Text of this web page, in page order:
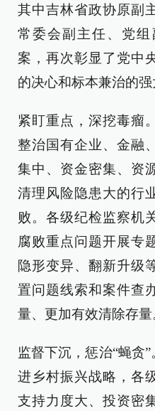
其中吉林省政协原副
常委会副主任、党
案，再次彰显了党中
的决心和标本兼治的强
紧盯重点，深挖毒瘤
整治国有企业、金融
集中、资金密集、资
清理风险隐患大的行
败。各级纪检监察机
腐败重点问题开展专
隐形变异、翻新升级
置问题线索和案件查
量、更加有效清除存量
监督下沉，惩治“蝇贪
进乡村振兴战略，各
支持力度大、投资密